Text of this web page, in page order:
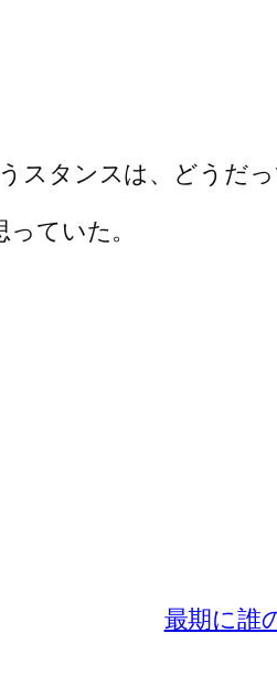
タンスは、どうだっ
ていた。
最期に誰